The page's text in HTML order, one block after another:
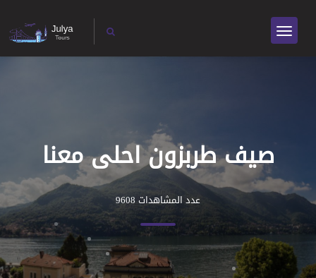
صيف طربزون احلى معنا
عدد المشاهدات 9608